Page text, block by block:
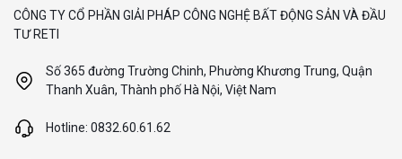
CÔNG TY CỔ PHẦN GIẢI PHÁP CÔNG NGHỆ BẤT ĐỘNG SẢN VÀ ĐẦU
TƯ RETI
Số 365 đường Trường Chinh, Phường Khương Trung, Quận
Thanh Xuân, Thành phố Hà Nội, Việt Nam
Hotline: 0832.60.61.62